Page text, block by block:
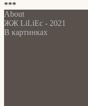
***
About
ЖЖ LiLiEc - 2021
В картинках